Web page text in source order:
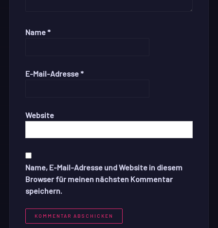
Name *
E-Mail-Adresse *
Website
Name, E-Mail-Adresse und Website in diesem
Browser für meinen nächsten Kommentar
speichern.